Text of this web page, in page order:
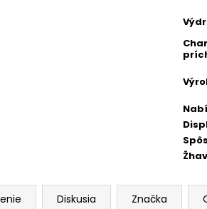
Diskusia Značka